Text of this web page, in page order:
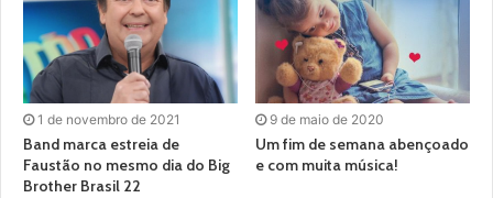
1 de novembro de 2021
Band marca estreia de
Faustão no mesmo dia do Big
Brother Brasil 22
9 de maio de 2020
Um fim de semana abençoado
e com muita música!